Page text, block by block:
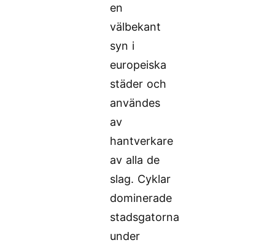
en
välbekant
syn i
europeiska
städer och
användes
av
hantverkare
av alla de
slag. Cyklar
dominerade
stadsgatorna
under